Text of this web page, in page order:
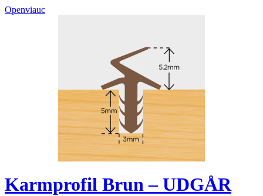
Openviauc
Karmprofil Brun – UDGÅR